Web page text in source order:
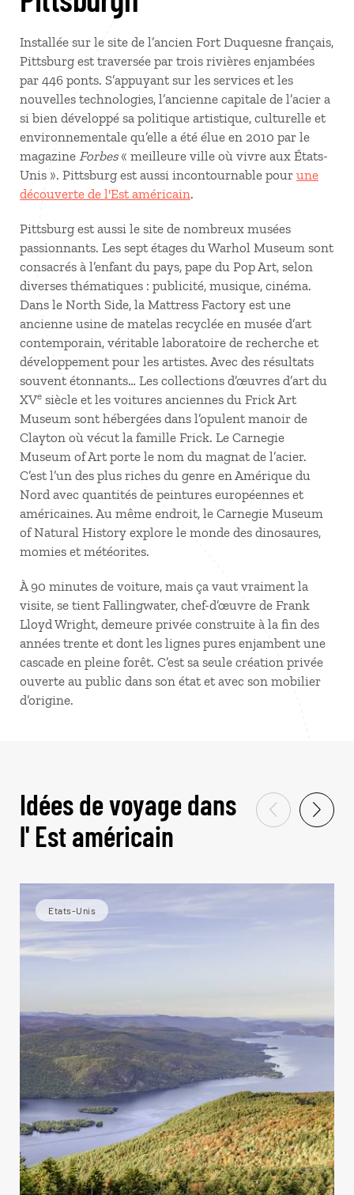
Installée sur le site de l’ancien Fort Duquesne français,
Pittsburg est traversée par trois rivières enjambées
par 446 ponts. S’appuyant sur les services et les
nouvelles technologies, l’ancienne capitale de l’acier a
si bien développé sa politique artistique, culturelle et
environnementale qu’elle a été élue en 2010 par le
magazine Forbes« meilleure ville où vivre aux États-
Unis ». Pittsburg est aussi incontournable pour une
découverte de l'Est américain.
Pittsburg est aussi le site de nombreux musées
passionnants. Les sept étages du Warhol Museum sont
consacrés à l’enfant du pays, pape du Pop Art, selon
diverses thématiques : publicité, musique, cinéma.
Dans le North Side, la Mattress Factory est une
ancienne usine de matelas recyclée en musée d’art
contemporain, véritable laboratoire de recherche et
développement pour les artistes. Avec des résultats
souvent étonnants… Les collections d’œuvres d’art du
XVe siècle et les voitures anciennes du Frick Art
Museum sont hébergées dans l’opulent manoir de
Clayton où vécut la famille Frick. Le Carnegie
Museum of Art porte le nom du magnat de l’acier.
C’est l’un des plus riches du genre en Amérique du
Nord avec quantités de peintures européennes et
américaines. Au même endroit, le Carnegie Museum
of Natural History explore le monde des dinosaures,
momies et météorites.
À 90 minutes de voiture, mais ça vaut vraiment la
visite, se tient Fallingwater, chef-d’œuvre de Frank
Lloyd Wright, demeure privée construite à la fin des
années trente et dont les lignes pures enjambent une
cascade en pleine forêt. C’est sa seule création privée
ouverte au public dans son état et avec son mobilier
d’origine.
Idées de voyage dans
l' Est américain
Etats-Unis